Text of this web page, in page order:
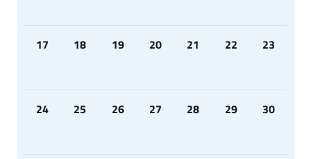
17 18 19 20 21 22 23
24 25 26 27 28 29 30